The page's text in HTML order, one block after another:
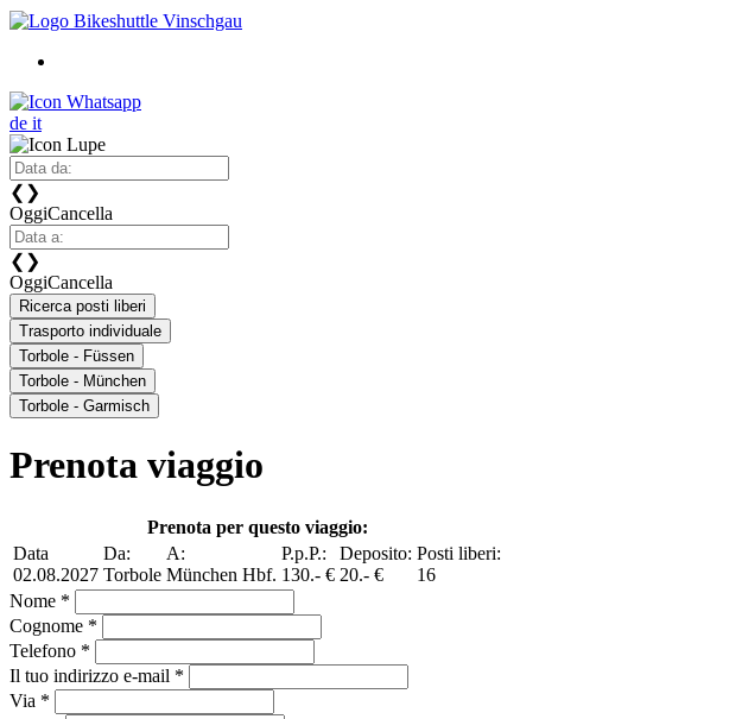
de it
❮ ❯
OggiCancella
❮ ❯
OggiCancella
Ricerca posti liberi
Trasporto individuale
Torbole - Füssen
Torbole - München
Torbole - Garmisch
Prenota viaggio
Prenota per questo viaggio:
Data
02.08.2027
Da:
Torbole
A:
München Hbf.
P.p.P.:
130.- €
Deposito:
20.- €
Posti liberi:
16
Nome *
Cognome *
Telefono *
Il tuo indirizzo e-mail *
Via *